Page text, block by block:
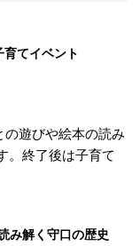
てイベント
の遊びや絵本の読み
。終了後は子育て
み解く守口の歴史